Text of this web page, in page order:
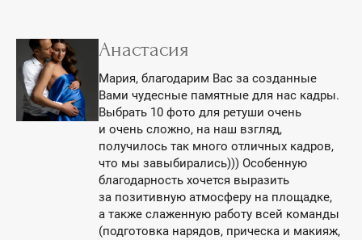
Анастасия
Мария, благодарим Вас за созданные
Вами чудесные памятные для нас кадры.
Выбрать 10 фото для ретуши очень
и очень сложно, на наш взгляд,
получилось так много отличных кадров,
что мы завыбирались))) Особенную
благодарность хочется выразить
за позитивную атмосферу на площадке,
а также слаженную работу всей команды
(подготовка нарядов, прическа и макияж,